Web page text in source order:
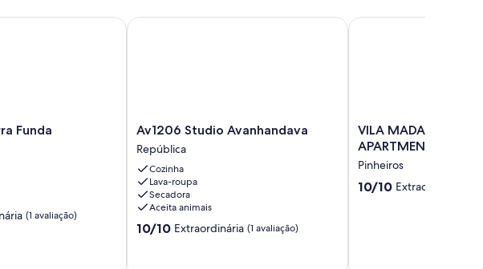
Acomoda até 5 pessoas.
Funda
(1 avaliação)
Av1206
Studio
Avanhandava
República
Av1206 Studio Avanhandava
República
Cozinha
Lava-roupa
Secadora
Aceita animais
10.0
10/10 Extraordinária (1 avaliação)
Av1206 Studio Avanhandava
VILA
MADALENA
DUPLEX
APARTMENT.
VILA MADALENA -
APARTMENT.
Pinheiros
10.0
10/10 Extraordinária
VILA MADALENA -